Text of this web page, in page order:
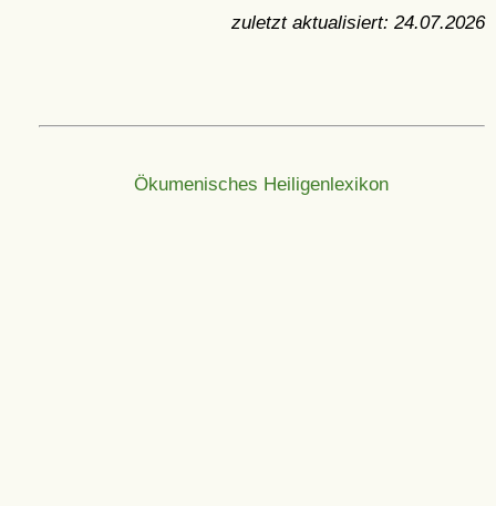
zuletzt aktualisiert: 24.07.2026
Ökumenisches Heiligenlexikon